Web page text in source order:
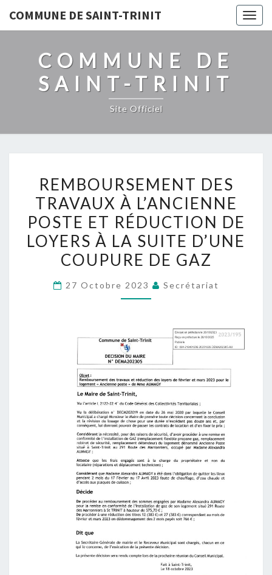
COMMUNE DE SAINT-TRINIT
COMMUNE DE
SAINT-TRINIT
Site Officiel
DES
TRAVAUX
À
L’ANCIENNE
POSTE
ET
RÉDUCTION
DE
À
LA
SUITE
D’UNE
COUPURE
DE
GAZ
REMBOURSEMENT DES
TRAVAUX À L’ANCIENNE
POSTE ET RÉDUCTION DE
LOYERS À LA SUITE D’UNE
COUPURE DE GAZ
27 Octobre 2023 Secrétariat